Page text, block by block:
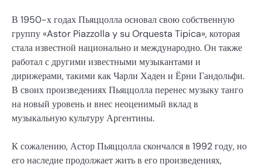
В 1950-х годах Пьяццолла основал свою собственную
группу «Astor Piazzolla y su Orquesta Tipica», которая
стала известной национально и международно. Он также
работал с другими известными музыкантами и
дирижерами, такими как Чарли Хаден и Ёрни Гандольфи.
В своих произведениях Пьяццолла перенес музыку танго
на новый уровень и внес неоценимый вклад в
музыкальную культуру Аргентины.
К сожалению, Астор Пьяццолла скончался в 1992 году, но
его наследие продолжает жить в его произведениях,